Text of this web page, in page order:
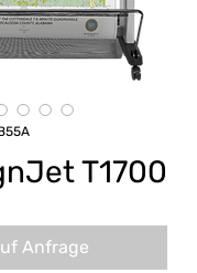
T1700
Anfrage